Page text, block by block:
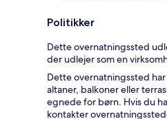
Politikker
Dette overnatningssted
der udlejer som en
Dette overnatningssted
altaner, balkoner eller
egnede for børn. Hvis du
kontakter